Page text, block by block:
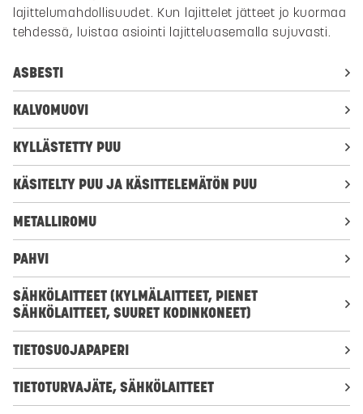
lajittelumahdollisuudet. Kun lajittelet jätteet jo kuormaa
tehdessä, luistaa asiointi lajitteluasemalla sujuvasti.
ASBESTI
KALVOMUOVI
KYLLÄSTETTY PUU
KÄSITELTY PUU JA KÄSITTELEMÄTÖN PUU
METALLIROMU
PAHVI
SÄHKÖLAITTEET (KYLMÄLAITTEET, PIENET
SÄHKÖLAITTEET, SUURET KODINKONEET)
TIETOSUOJAPAPERI
TIETOTURVAJÄTE, SÄHKÖLAITTEET